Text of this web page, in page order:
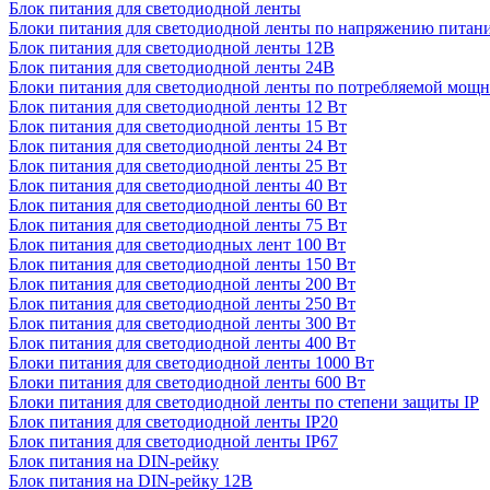
Блок питания для светодиодной ленты
Блоки питания для светодиодной ленты по напряжению
Блок питания для светодиодной ленты 12В
Блок питания для светодиодной ленты 24В
Блоки питания для светодиодной ленты по потребляемой
Блок питания для светодиодной ленты 12 Вт
Блок питания для светодиодной ленты 15 Вт
Блок питания для светодиодной ленты 24 Вт
Блок питания для светодиодной ленты 25 Вт
Блок питания для светодиодной ленты 40 Вт
Блок питания для светодиодной ленты 60 Вт
Блок питания для светодиодной ленты 75 Вт
Блок питания для светодиодных лент 100 Вт
Блок питания для светодиодной ленты 150 Вт
Блок питания для светодиодной ленты 200 Вт
Блок питания для светодиодной ленты 250 Вт
Блок питания для светодиодной ленты 300 Вт
Блок питания для светодиодной ленты 400 Вт
Блоки питания для светодиодной ленты 1000 Вт
Блоки питания для светодиодной ленты 600 Вт
Блоки питания для светодиодной ленты по степени защиты IP
Блок питания для светодиодной ленты IP20
Блок питания для светодиодной ленты IP67
Блок питания на DIN-рейку
Блок питания на DIN-рейку 12В